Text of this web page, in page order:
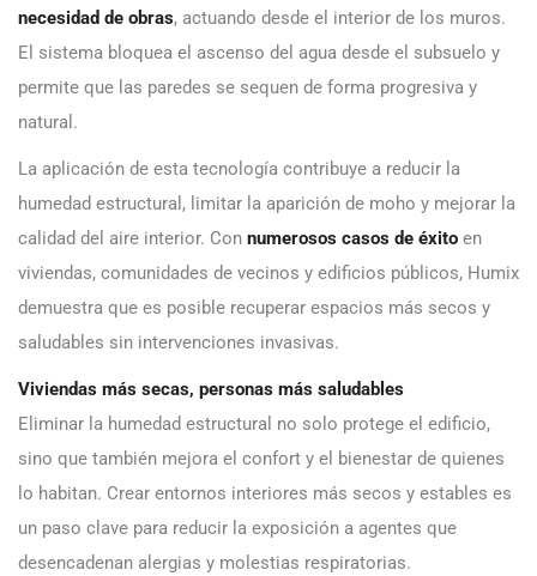
necesidad de obras, actuando desde el interior de los muros.
El sistema bloquea el ascenso del agua desde el subsuelo y
permite que las paredes se sequen de forma progresiva y
natural.
La aplicación de esta tecnología contribuye a reducir la
humedad estructural, limitar la aparición de moho y mejorar la
calidad del aire interior. Con numerosos casos de éxito en
viviendas, comunidades de vecinos y edificios públicos, Humix
demuestra que es posible recuperar espacios más secos y
saludables sin intervenciones invasivas.
Viviendas más secas, personas más saludables
Eliminar la humedad estructural no solo protege el edificio,
sino que también mejora el confort y el bienestar de quienes
lo habitan. Crear entornos interiores más secos y estables es
un paso clave para reducir la exposición a agentes que
desencadenan alergias y molestias respiratorias.